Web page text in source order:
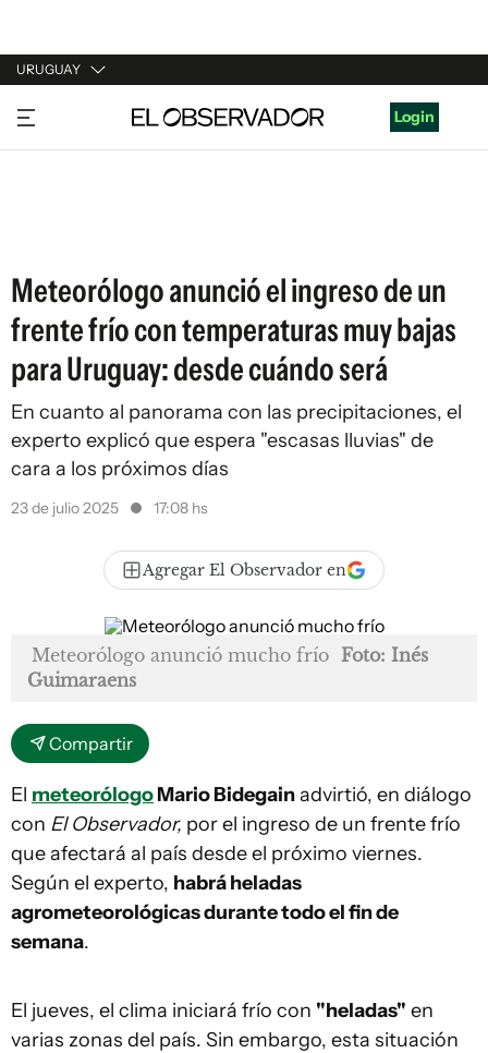
URUGUAY
URUGUAY
ARGENTINA
Login
Meteorólogo anunció el ingreso de un
frente frío con temperaturas muy bajas
para Uruguay: desde cuándo será
En cuanto al panorama con las precipitaciones, el
experto explicó que espera "escasas lluvias" de
cara a los próximos días
23 de julio 2025 17:08 hs
Agregar El Observador en
Meteorólogo anunció mucho frío Foto: Inés
Guimaraens
Compartir
El meteorólogoMario Bidegainadvirtió, en diálogo
con El Observador, por el ingreso de un frente frío
que afectará al país desde el próximo viernes.
Según el experto, habrá heladas
agrometeorológicas durante todo el fin de
semana.
El jueves, el clima iniciará frío con "heladas" en
varias zonas del país. Sin embargo, esta situación